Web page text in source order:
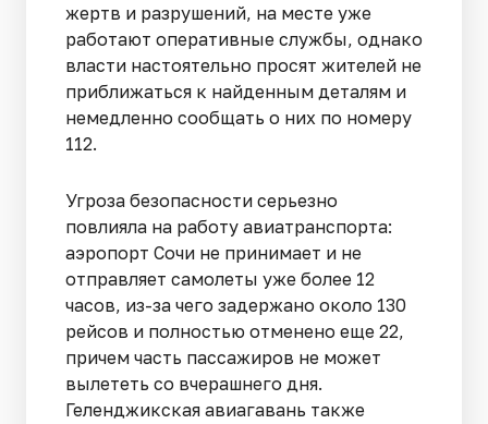
жертв и разрушений, на месте уже
работают оперативные службы, однако
власти настоятельно просят жителей не
приближаться к найденным деталям и
немедленно сообщать о них по номеру
112.
Угроза безопасности серьезно
повлияла на работу авиатранспорта:
аэропорт Сочи не принимает и не
отправляет самолеты уже более 12
часов, из-за чего задержано около 130
рейсов и полностью отменено еще 22,
причем часть пассажиров не может
вылететь со вчерашнего дня.
Геленджикская авиагавань также